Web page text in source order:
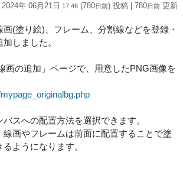
2024年 06月21日 17:46 (780日前) 投稿 | 780日前 更新
(塗り絵)、フレーム、分割線などを登録・
しました。
画の追加」ページで、用意したPNG画像を
スへの配置方法を選択できます。
画やフレームは前面に配置することで塗
ようになります。